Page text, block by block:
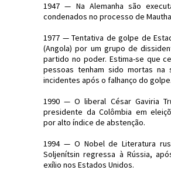
1947 — Na Alemanha são
condenados no processo de
1977 — Tentativa de golpe de
(Angola) por um grupo de
partido no poder. Estima-se que
pessoas tenham sido mortas na
incidentes após o falhanço do golpe.
1990 — O liberal César Gaviria
presidente da Colômbia em
por alto índice de abstenção.
1994 — O Nobel de Literatura
Soljenítsin regressa à Rússia,
exílio nos Estados Unidos.